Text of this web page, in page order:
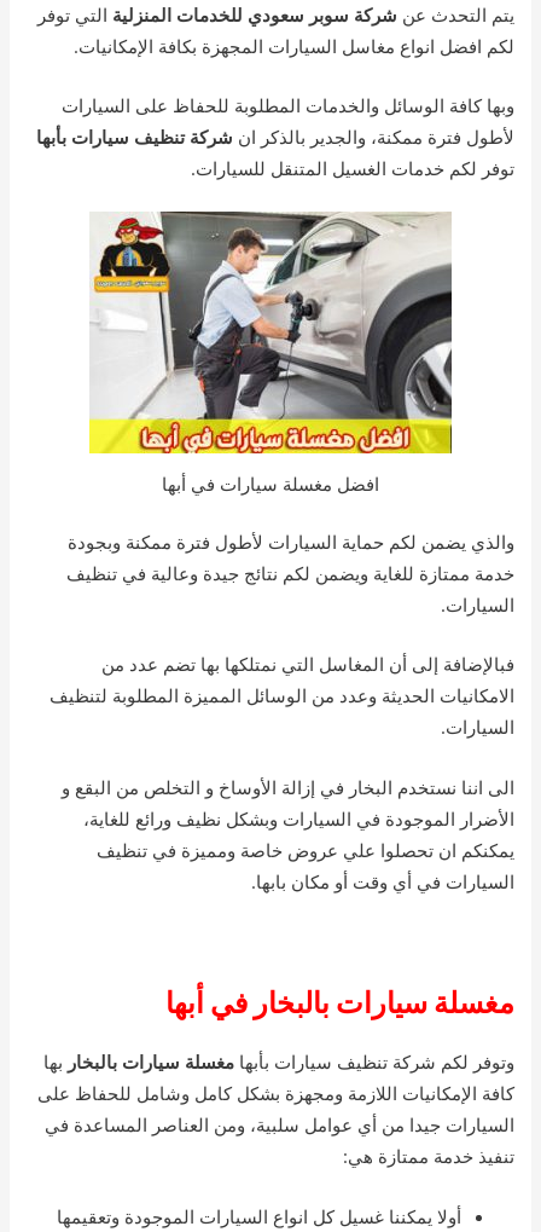
يتم التحدث عن شركة سوبر سعودي للخدمات المنزلية التي توفر
لكم افضل انواع مغاسل السيارات المجهزة بكافة الإمكانيات.
وبها كافة الوسائل والخدمات المطلوبة للحفاظ على السيارات
لأطول فترة ممكنة، والجدير بالذكر ان شركة تنظيف سيارات بأبها
توفر لكم خدمات الغسيل المتنقل للسيارات.
افضل مغسلة سيارات في أبها
والذي يضمن لكم حماية السيارات لأطول فترة ممكنة وبجودة
خدمة ممتازة للغاية ويضمن لكم نتائج جيدة وعالية في تنظيف
السيارات.
فبالإضافة إلى أن المغاسل التي نمتلكها بها تضم عدد من
الامكانيات الحديثة وعدد من الوسائل المميزة المطلوبة لتنظيف
السيارات.
الى اننا نستخدم البخار في إزالة الأوساخ و التخلص من البقع و
الأضرار الموجودة في السيارات وبشكل نظيف ورائع للغاية،
يمكنكم ان تحصلوا علي عروض خاصة ومميزة في تنظيف
السيارات في أي وقت أو مكان بابها.
مغسلة سيارات بالبخار في أبها
وتوفر لكم شركة تنظيف سيارات بأبهامغسلة سيارات بالبخار بها
كافة الإمكانيات اللازمة ومجهزة بشكل كامل وشامل للحفاظ على
السيارات جيدا من أي عوامل سلبية، ومن العناصر المساعدة في
تنفيذ خدمة ممتازة هي:
أولا يمكننا غسيل كل انواع السيارات الموجودة وتعقيمها